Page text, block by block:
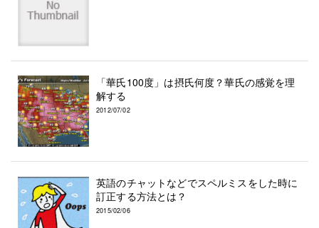
「華氏100度」は摂氏何度？華氏の感覚を理
解する
2012/07/02
英語のチャットなどでスペルミスをした時に
訂正する方法とは？
2015/02/06